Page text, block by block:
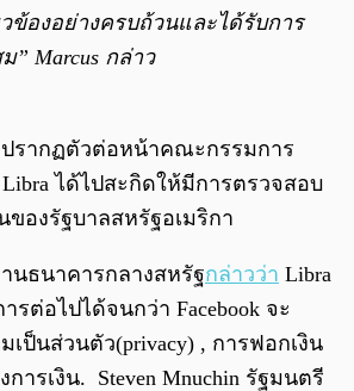
ข้องอย่างครบถ้วนและได้รับการ
” Marcus กล่าว
ปรากฏตัวต่อหน้าคณะกรรมการ
ได้ไปสะกิดให้มีการตรวจสอบ
องรัฐบาลสหรัฐอเมริกา
นธนาคารกลางสหรัฐกล่าวว่า Libra
รต่อไปได้จนกว่า Facebook จะ
เป็นส่วนตัว(privacy) , การฟอกเงิน
ารเงิน. Steven Mnuchin รัฐมนตรี